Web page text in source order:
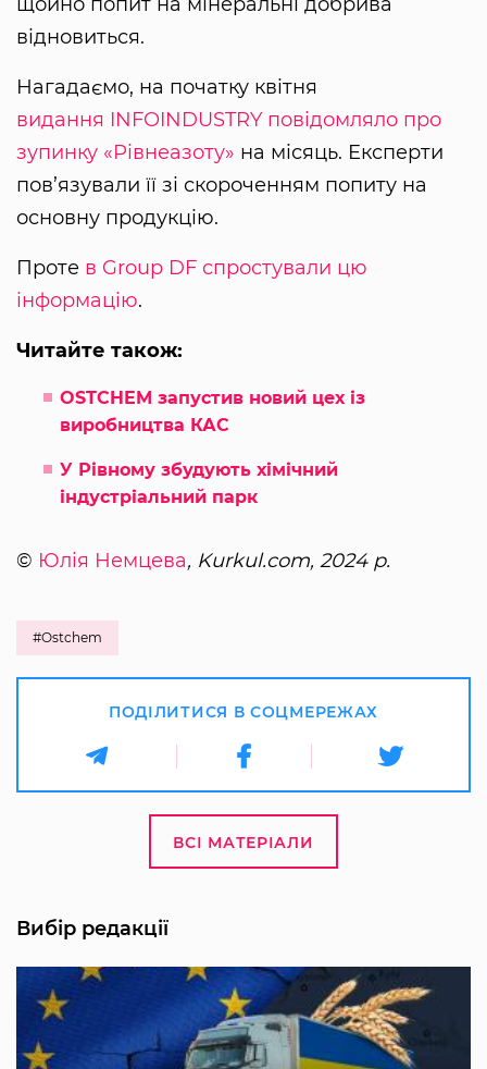
відновиться.
Нагадаємо, на початку квітня
видання INFOINDUSTRY повідомляло про
зупинку «Рівнеазоту» на місяць. Експерти
пов’язували її зі скороченням попиту на
основну продукцію.
Проте в Group DF спростували цю
інформацію.
Читайте також:
OSTCHEM запустив новий цех із
виробництва КАС
У Рівному збудують хімічний
індустріальний парк
© Юлія Немцева, Kurkul.com, 2024 р.
#Ostchem
ПОДІЛИТИСЯ В СОЦМЕРЕЖАХ
ВСІ МАТЕРІАЛИ
Вибір редакції